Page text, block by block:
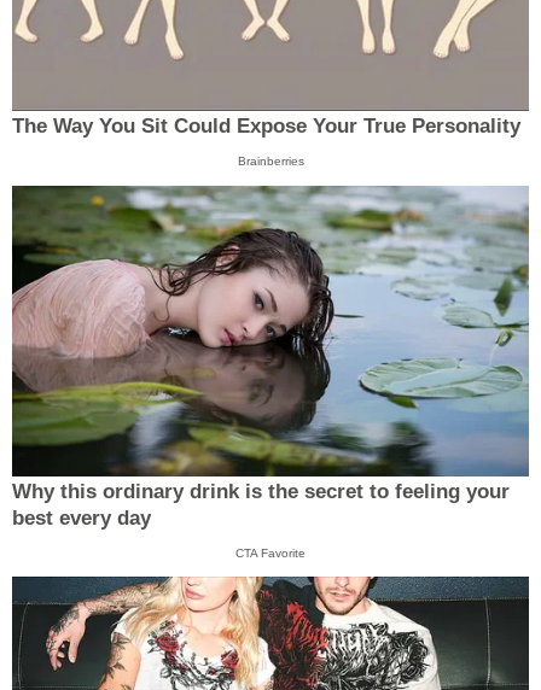
The Way You Sit Could Expose Your True Personality
Brainberries
Why this ordinary drink is the secret to feeling your
best every day
CTA Favorite